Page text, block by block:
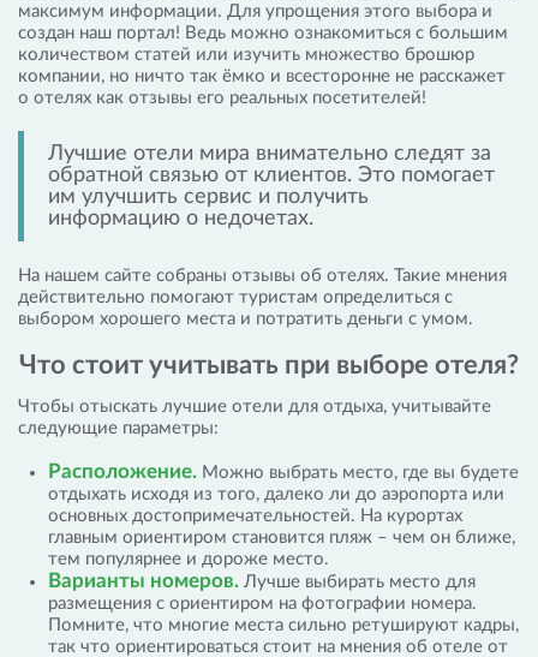
максимум информации. Для упрощения этого выбора и
создан наш портал! Ведь можно ознакомиться с большим
количеством статей или изучить множество брошюр
компании, но ничто так ёмко и всесторонне не расскажет
о отелях как отзывы его реальных посетителей!
Лучшие отели мира внимательно следят за
обратной связью от клиентов. Это помогает
им улучшить сервис и получить
информацию о недочетах.
На нашем сайте собраны отзывы об отелях. Такие мнения
действительно помогают туристам определиться с
выбором хорошего места и потратить деньги с умом.
Что стоит учитывать при выборе отеля?
Чтобы отыскать лучшие отели для отдыха, учитывайте
следующие параметры:
Расположение. Можно выбрать место, где вы будете
отдыхать исходя из того, далеко ли до аэропорта или
основных достопримечательностей. На курортах
главным ориентиром становится пляж – чем он ближе,
тем популярнее и дороже место.
Варианты номеров. Лучше выбирать место для
размещения с ориентиром на фотографии номера.
Помните, что многие места сильно ретушируют кадры,
так что ориентироваться стоит на мнения об отеле от